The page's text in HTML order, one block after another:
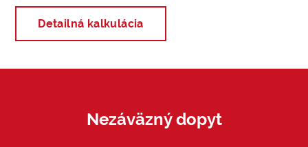
Detailná kalkulácia
Nezáväzný dopyt